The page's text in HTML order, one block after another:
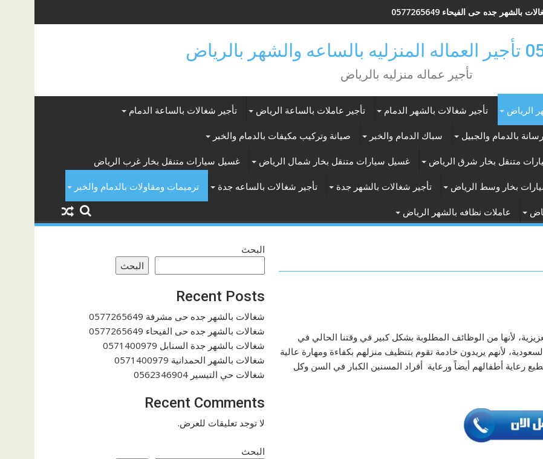
بالشهر جده حى الفيحاء 0577265649
تأجير عماله منزليه بالرياض
الرياض تأجير شغالات بالشهر الدمام تأجير عاملات بالساعة الرياض تأجير شغالات بالساعة الدمام
بالدمام والجبيل سباك الدمام والخبر صيانة وتركيب مكيفات بالدمام والخبر
متنقل بخار شرق الرياض غسيل سيارات متنقل بخار شمال الرياض غسيل سيارات متنقل بخار غرب الرياض
بخار وسط الرياض تأجير شغالات بالشهر جدة تأجير شغالات بالساعه جدة ترميمات ومقاولات بالدمام والخبر
عاملات نظافه بالشهر الرياض
لأنها من الوظائف المطلوبة بشكل كبير في وقتنا الحالي في
لأنهم يريدون خادمة تقوم بتنظيف منزلهم بكفاءة ومهارة عالية
رعاية أطفالهم أيضاً ورعاية أفراد المسنين الكبار في السن وكل
البحث
البحث
Recent Posts
شغالات بالشهر جده حى مشرفة 0577265649
شغالات بالشهر جده حى الفيحاء 0577265649
شغالات بالشهر جدة السنابل 0571400979
شغالات بالشهر الحمدانية 0571400979
شغالات حي التيسير 0562346904
Recent Comments
لا توجد تعليقات للعرض.
البحث